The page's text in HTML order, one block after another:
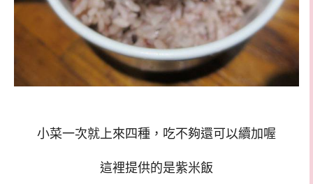
小菜一次就上來四種，吃不夠還可以續加喔
這裡提供的是紫米飯